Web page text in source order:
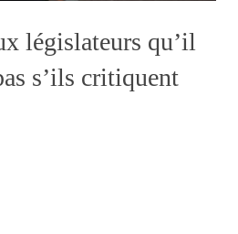
législateurs qu’il
s’ils critiquent